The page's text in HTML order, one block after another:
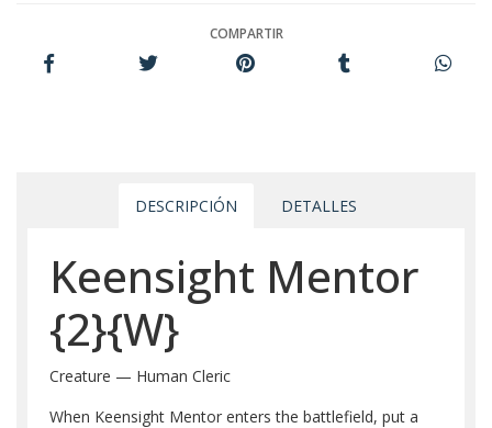
COMPARTIR
DESCRIPCIÓN DETALLES
Keensight Mentor
{2}{W}
Creature — Human Cleric
When Keensight Mentor enters the battlefield, put a